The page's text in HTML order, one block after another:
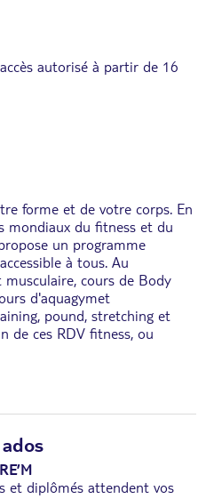
autorisé à partir de 16
forme et de votre corps. En
mondiaux du fitness et du
un programme
à tous. Au
cours de Body
d'aquagymet
pound, stretching et
de ces RDV fitness, ou
et diplômés attendent vos